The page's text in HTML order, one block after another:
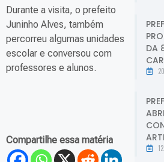
Durante a visita, o prefeito
Juninho Alves, também
percorreu algumas unidades
escolar e conversou com
professores e alunos.
Compartilhe essa matéria
DA